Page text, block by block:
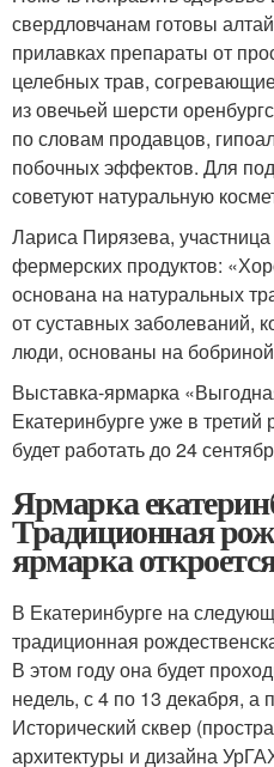
свердловчанам готовы
прилавках препараты от
целебных трав,
из овечьей шерсти
по словам продавцов,
побочных эффектов. Для
советуют натуральную
Лариса Пирязева,
фермерских продуктов:
основана на натуральных
от суставных заболеваний,
люди, основаны на бобриной
Выставка-ярмарка
Екатеринбурге уже в
будет работать до 24
Ярмарка
Традиционная
ярмарка
В Екатеринбурге на
традиционная
В этом году она будет
недель, с 4 по 13 декабря, а
Исторический сквер
архитектуры и дизайна